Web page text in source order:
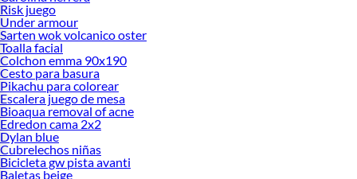
Risk juego
Under armour
Sarten wok volcanico oster
Toalla facial
Colchon emma 90x190
Cesto para basura
Pikachu para colorear
Escalera juego de mesa
Bioaqua removal of acne
Edredon cama 2x2
Dylan blue
Cubrelechos niñas
Bicicleta gw pista avanti
Baletas beige